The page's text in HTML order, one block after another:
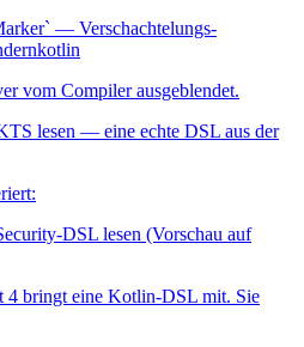
— Verschachtelungs-
kotlin
vom Compiler ausgeblendet.
lesen — eine echte DSL aus der
DSL lesen (Vorschau auf
4 bringt eine Kotlin-DSL mit. Sie